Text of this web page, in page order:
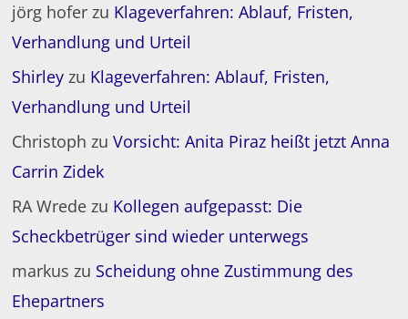
jörg hofer zu Klageverfahren: Ablauf, Fristen,
Verhandlung und Urteil
Shirley zu Klageverfahren: Ablauf, Fristen,
Verhandlung und Urteil
Christoph zuVorsicht: Anita Piraz heißt jetzt Anna
Carrin Zidek
RA Wrede zu Kollegen aufgepasst: Die
Scheckbetrüger sind wieder unterwegs
markus zu Scheidung ohne Zustimmung des
Ehepartners